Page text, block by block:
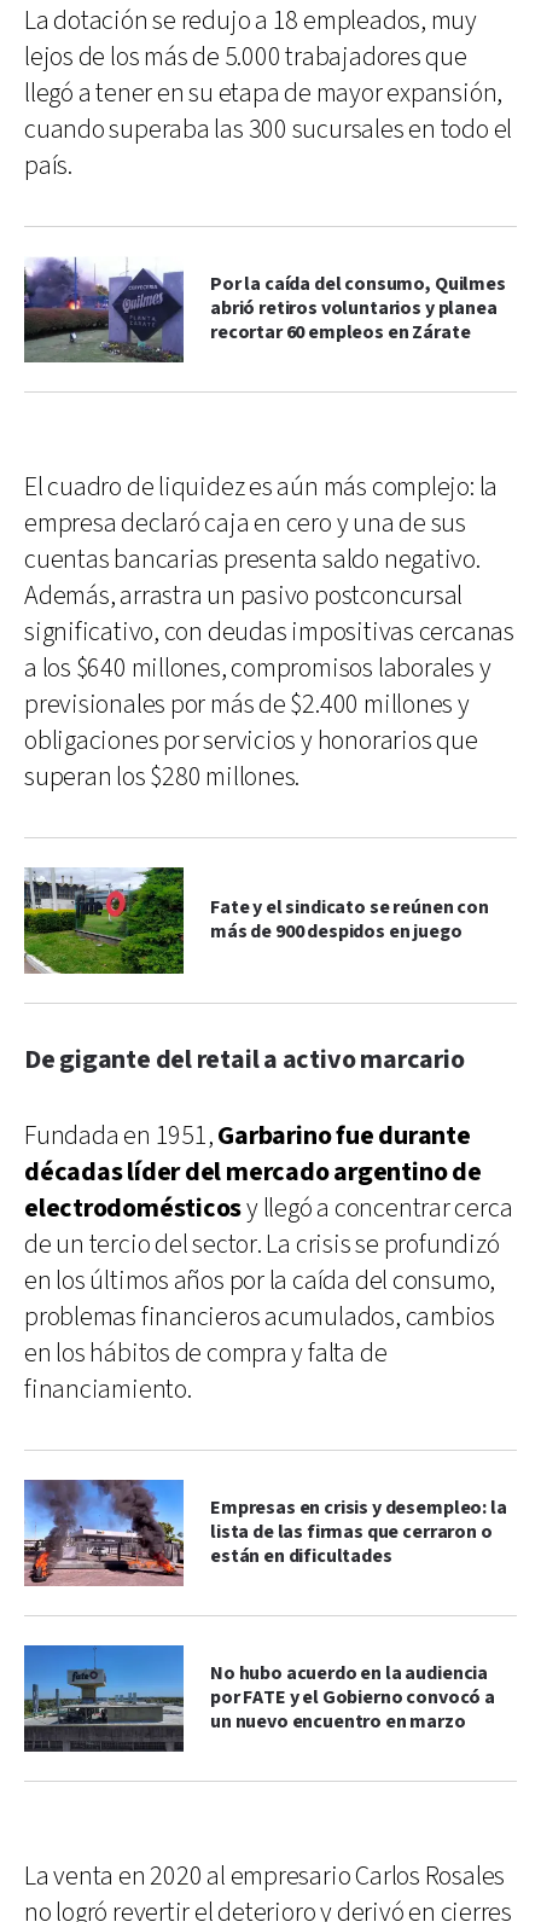
La dotación se redujo a 18 empleados, muy
lejos de los más de 5.000 trabajadores que
llegó a tener en su etapa de mayor expansión,
cuando superaba las 300 sucursales en todo el
país.
Por la caída del consumo, Quilmes
abrió retiros voluntarios y planea
recortar 60 empleos en Zárate
El cuadro de liquidez es aún más complejo: la
empresa declaró caja en cero y una de sus
cuentas bancarias presenta saldo negativo.
Además, arrastra un pasivo postconcursal
significativo, con deudas impositivas cercanas
a los $640 millones, compromisos laborales y
previsionales por más de $2.400 millones y
obligaciones por servicios y honorarios que
superan los $280 millones.
Fate y el sindicato se reúnen con
más de 900 despidos en juego
De gigante del retail a activo marcario
Fundada en 1951,Garbarino fue durante
décadas líder del mercado argentino de
electrodomésticosy llegó a concentrar cerca
de un tercio del sector. La crisis se profundizó
en los últimos años por la caída del consumo,
problemas financieros acumulados, cambios
en los hábitos de compra y falta de
financiamiento.
Empresas en crisis y desempleo: la
lista de las firmas que cerraron o
están en dificultades
No hubo acuerdo en la audiencia
por FATE y el Gobierno convocó a
un nuevo encuentro en marzo
La venta en 2020 al empresario Carlos Rosales
no logró revertir el deterioro y derivó en cierres